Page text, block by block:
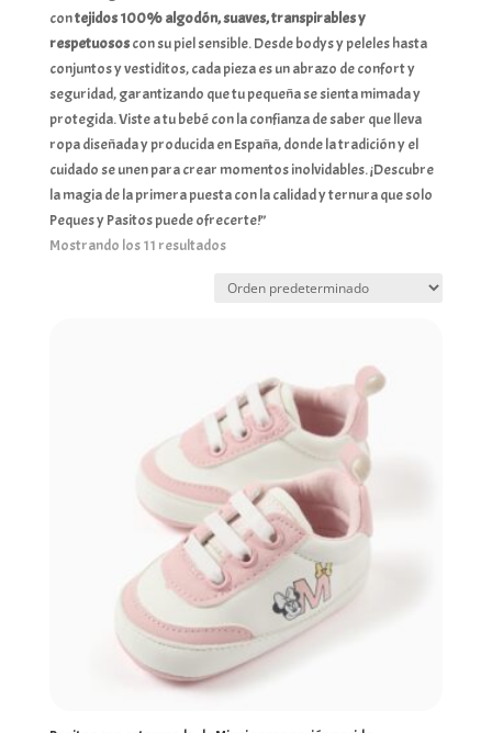
contejidos 100% algodón, suaves, transpirables y
respetuososcon su piel sensible. Desde bodys y peleles hasta
conjuntos y vestiditos, cada pieza es un abrazo de confort y
seguridad, garantizando que tu pequeña se sienta mimada y
protegida. Viste a tu bebé con la confianza de saber que lleva
ropa diseñada y producida en España, donde la tradición y el
cuidado se unen para crear momentos inolvidables. ¡Descubre
la magia de la primera puesta con la calidad y ternura que solo
Peques y Pasitos puede ofrecerte!”
Mostrando los 11 resultados